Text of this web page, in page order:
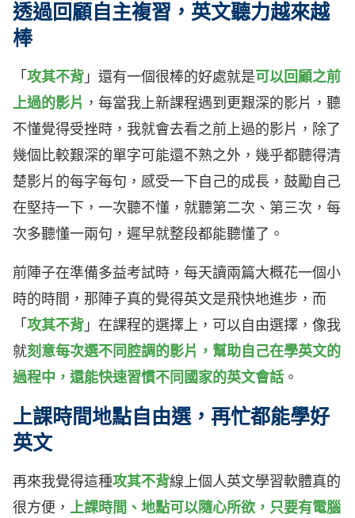
透過回顧自主複習，英文聽力越來越
棒
「 攻其不背 」還有一個很棒的好處就是可以回顧之前
上過的影片 ，每當我上新課程遇到更艱深的影片，聽
不懂覺得受挫時，我就會去看之前上過的影片，除了
幾個比較艱深的單字可能還不熟之外，幾乎都聽得清
楚影片的每字每句，感受一下自己的成長，鼓勵自己
在堅持一下，一次聽不懂，就聽第二次、第三次，每
次多聽懂一兩句，遲早就整段都能聽懂了。
前陣子在準備多益考試時，每天讀兩篇大概花一個小
時的時間，那陣子真的覺得英文是飛快地進步，而
「 攻其不背 」在課程的選擇上，可以自由選擇，像我
就刻意每次選不同腔調的影片，幫助自己在學英文的
過程中，還能快速習慣不同國家的英文會話 。
上課時間地點自由選，再忙都能學好
英文
再來我覺得這種攻其不背線上個人英文學習軟體真的
很方便， 上課時間、地點可以隨心所欲，只要有電腦